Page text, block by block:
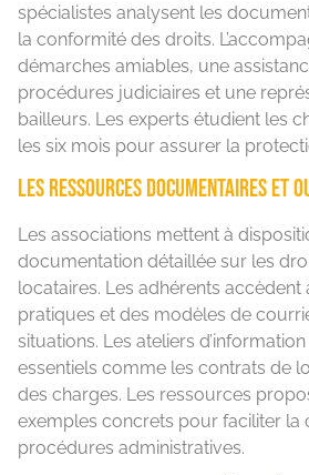
spécialistes analysent les
la conformité des droits.
démarches amiables, une
procédures judiciaires et une
bailleurs. Les experts étudient les
les six mois pour assurer la
Les ressources documentaires et
Les associations mettent à
documentation détaillée sur les
locataires. Les adhérents accèdent
pratiques et des modèles de
situations. Les ateliers
essentiels comme les contrats de
des charges. Les ressources
exemples concrets pour faciliter la
procédures administratives.